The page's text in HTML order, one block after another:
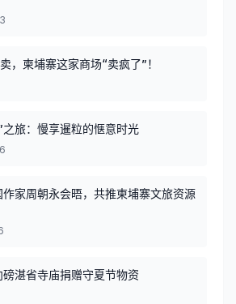
，柬埔寨这家商场“卖疯了”！
之旅：慢享暹粒的惬意时光
家周朝永会晤，共推柬埔寨文旅资源
湛省寺庙捐赠守夏节物资